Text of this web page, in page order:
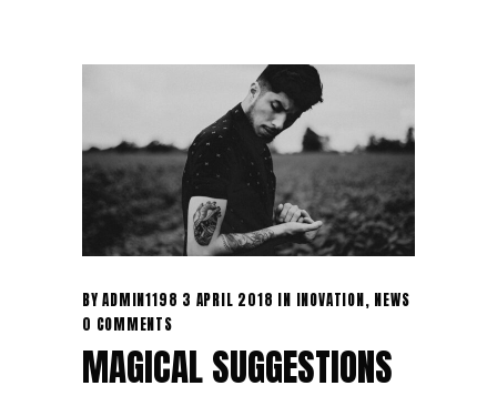
BYADMIN1198 3 APRIL 2018 IN INOVATION, NEWS
0 COMMENTS
MAGICAL SUGGESTIONS